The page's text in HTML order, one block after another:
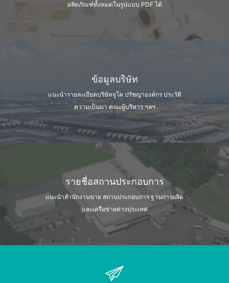
ผลิตภัณฑ์ทั้งหมดในรูปแบบ PDF ได้
ข้อมูลบริษัท
แนะนำรายละเอียดบริษัทจูโค ปรัชญาองค์กร ประวัติ
ความเป็นมา คณะผู้บริหาร ฯลฯ
รายชื่อสถานประกอบการ
แนะนำสำนักงานขาย สถานประกอบการ ฐานการผลิต
และเครือข่ายต่างประเทศ